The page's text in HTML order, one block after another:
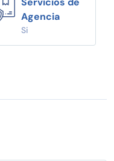
Agencia
Si